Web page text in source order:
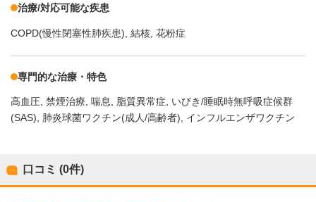
治療/対応可能な疾患
COPD(慢性閉塞性肺疾患) 結核 花粉症
専門的な治療・特色
高血圧 禁煙治療 喘息 脂質異常症
いびき/睡眠時無呼吸症候群
(SAS)
肺炎球菌ワクチン(成人/高齢者) インフルエンザワクチン
口コミ (0件)